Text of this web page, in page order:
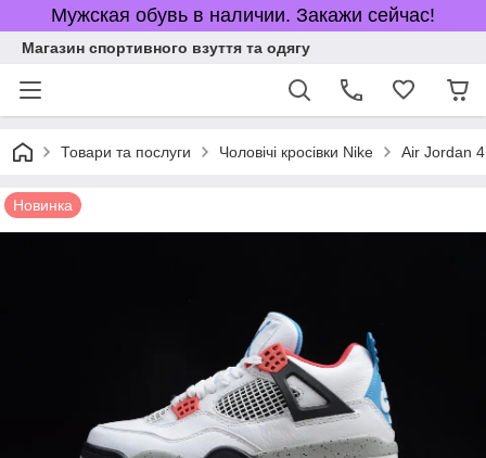
Мужская обувь в наличии. Закажи сейчас!
Магазин спортивного взуття та одягу
Товари та послуги Чоловічі кросівки Nike Air Jordan 4
Новинка